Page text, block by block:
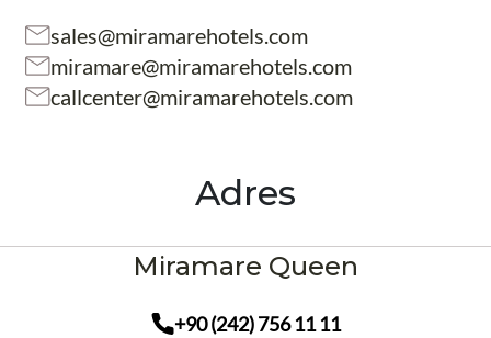
sales@miramarehotels.com
miramare@miramarehotels.com
callcenter@miramarehotels.com
Adres
Miramare Queen
+90 (242) 756 11 11